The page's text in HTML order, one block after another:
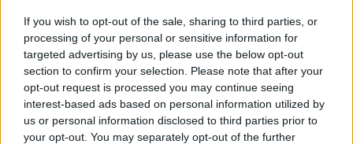
If you wish to opt-out of the sale, sharing to third parties, or
processing of your personal or sensitive information for
targeted advertising by us, please use the below opt-out
section to confirm your selection. Please note that after your
opt-out request is processed you may continue seeing
interest-based ads based on personal information utilized by
us or personal information disclosed to third parties prior to
your opt-out. You may separately opt-out of the further
een review voor een medicijn. Voor het delen van ervaringen is
geen medische kennis noodzakelijk. Op deze manier geven de
reviews alleen een beeld van de ervaring van de schrijvers en niet
die van de eigenaar van deze website. Denk er aan dat de
ervaringen kunnen verschillen van persoon tot persoon en dat u
voor medisch advies altijd contact op moet nemen met uw arts of
apotheker.